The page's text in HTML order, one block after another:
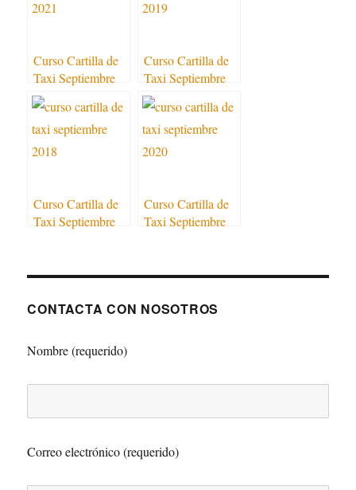
Curso Cartilla de
Taxi Septiembre
2021
Curso Cartilla de
Taxi Septiembre
2019
Curso Cartilla de
Taxi Septiembre
Curso Cartilla de
Taxi Septiembre
CONTACTA CON NOSOTROS
Nombre (requerido)
Correo electrónico (requerido)